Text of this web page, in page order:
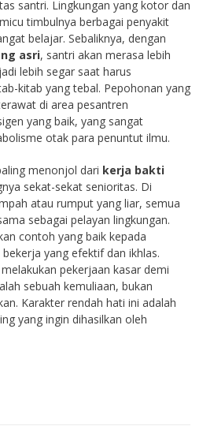
santri. Lingkungan yang kotor dan
timbulnya berbagai penyakit
belajar. Sebaliknya, dengan
asri, santri akan merasa lebih
lebih segar saat harus
kitab yang tebal. Pepohonan yang
di area pesantren
yang baik, yang sangat
otak para penuntut ilmu.
menonjol dari kerja bakti
sekat-sekat senioritas. Di
atau rumput yang liar, semua
sebagai pelayan lingkungan.
contoh yang baik kepada
yang efektif dan ikhlas.
pekerjaan kasar demi
sebuah kemuliaan, bukan
Karakter rendah hati ini adalah
yang ingin dihasilkan oleh